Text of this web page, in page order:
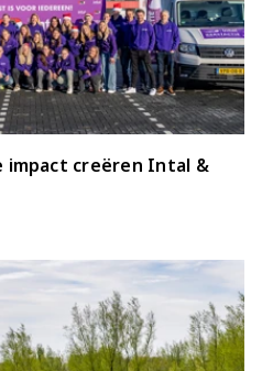
impact creëren Intal &